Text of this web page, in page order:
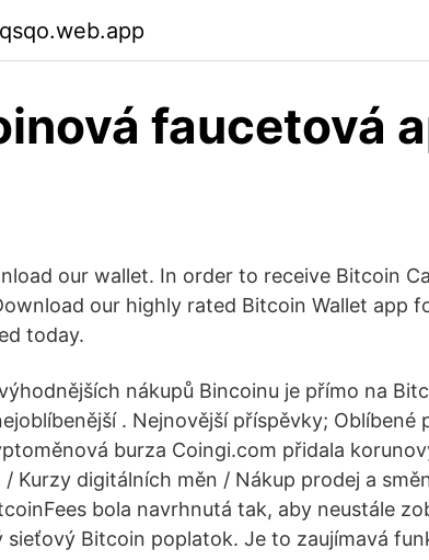
faucetová
our wallet. In order to receive Bitcoin
our highly rated Bitcoin Wallet app
today.
nákupů Bincoinu je přímo na
. Nejnovější příspěvky;
burza Coingi.com přidala
/ Kurzy digitálních měn / Nákup prodej a
bola navrhnutá tak, aby neustále
sieťový Bitcoin poplatok. Je to zaujímavá